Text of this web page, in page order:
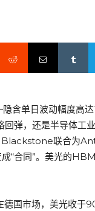
单日波动幅度高达
回弹，还是半导体
联合为
合同”。美光的
国市场，美光收于